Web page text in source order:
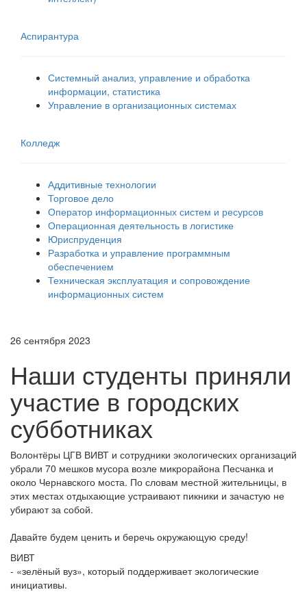
Аспирантура
Системный анализ, управление и обработка
информации, статистика
Управление в организационных системах
Колледж
Аддитивные технологии
Торговое дело
Оператор информационных систем и ресурсов
Операционная деятельность в логистике
Юриспруденция
Разработка и управление программным
обеспечением
Техническая эксплуатация и сопровождение
информационных систем
26 сентября 2023
Наши студенты приняли
участие в городских
субботниках
Волонтёры ЦГВ ВИВТ и сотрудники экологических организаций
убрали 70 мешков мусора возле микрорайона Песчанка и
около Чернавского моста. По словам местной жительницы, в
этих местах отдыхающие устраивают пикники и зачастую не
убирают за собой.
Давайте будем ценить и беречь окружающую среду!
ВИВТ
- «зелёный вуз», который поддерживает экологические
инициативы.